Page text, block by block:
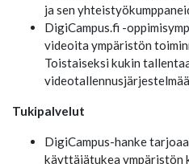
ja sen
DigiCampus.fi -
videoita ympäristön
Toistaiseksi kukin
Tukipalvelut
DigiCampus-hanke
käyttäjätukea ympäristön